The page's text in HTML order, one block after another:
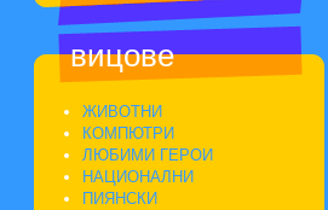
вицове
ЖИВОТНИ
КОМПЮТРИ
ЛЮБИМИ ГЕРОИ
НАЦИОНАЛНИ
ПИЯНСКИ